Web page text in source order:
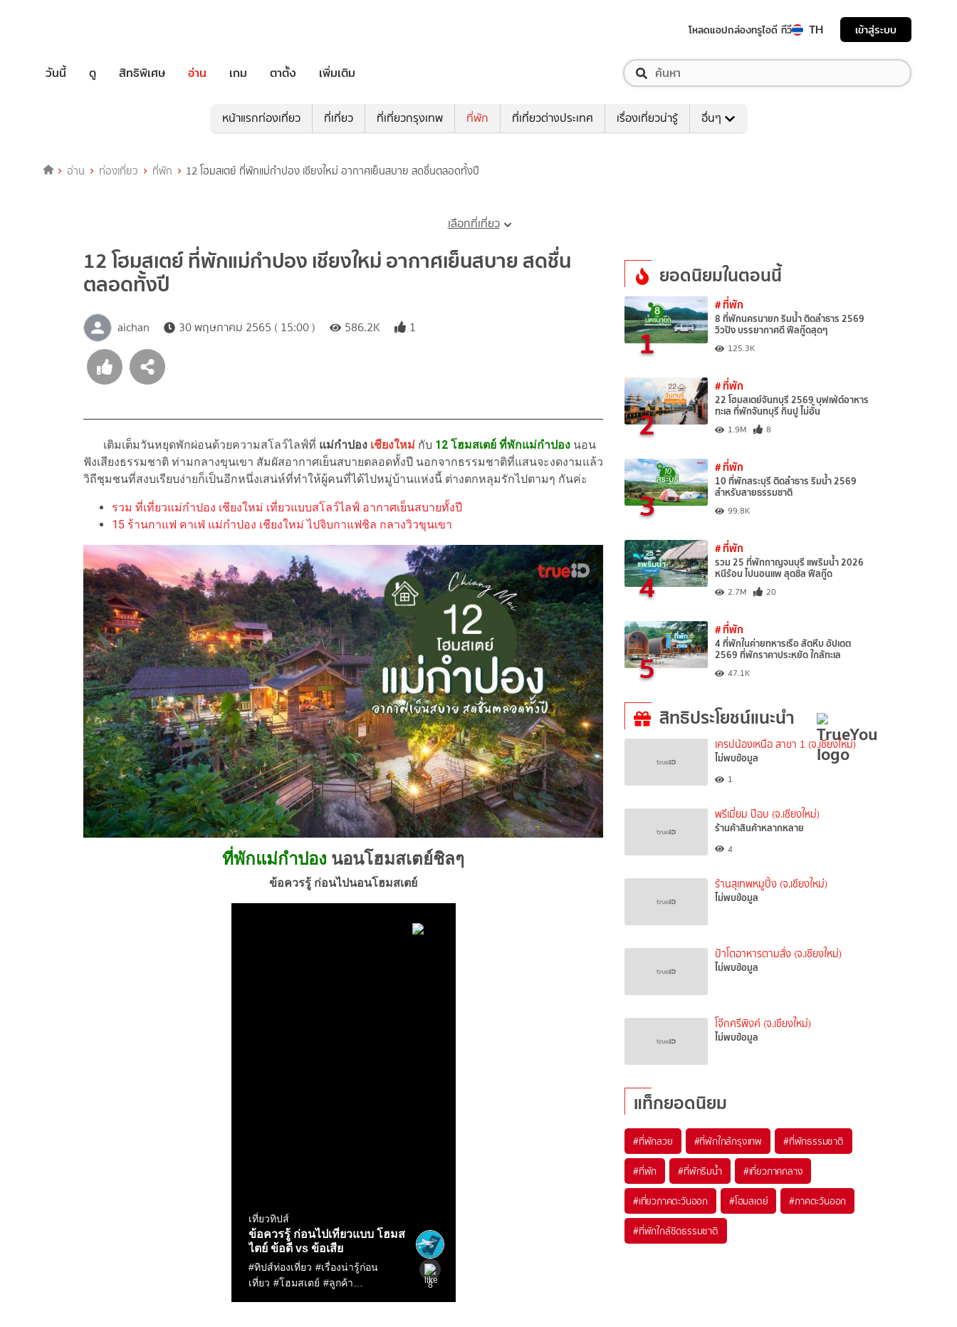
โหลดแอปกล่องทรูไอดี ทีวี TH เข้าสู่ระบบ
วันนี้ ดู สิทธิพิเศษ อ่าน เกม ตาตั้ง เพิ่มเติม
หน้าแรกท่องเที่ยว ที่เที่ยว ที่เที่ยวกรุงเทพ ที่พัก ที่เที่ยวต่างประเทศ เรื่องเที่ยวน่ารู้ อื่นๆ
อ่าน ท่องเที่ยว ที่พัก 12 โฮมสเตย์ ที่พักแม่กำปอง เชียงใหม่ อากาศเย็นสบาย สดชื่นตลอดทั้งปี
เลือกที่เที่ยว
12 โฮมสเตย์ ที่พักแม่กำปอง เชียงใหม่ อากาศเย็นสบาย สดชื่น
ตลอดทั้งปี
aichan 30 พฤษภาคม 2565 ( 15:00 ) 586.2K 1
เติมเต็มวันหยุดพักผ่อนด้วยความสโลว์ไลฟ์ที่ แม่กำปอง เชียงใหม่ กับ 12 โฮมสเตย์ ที่พักแม่กำปอง นอน
ฟังเสียงธรรมชาติ ท่ามกลางขุนเขา สัมผัสอากาศเย็นสบายตลอดทั้งปี นอกจากธรรมชาติที่แสนจะงดงามแล้ว
วิถีชุมชนที่สงบเรียบง่ายก็เป็นอีกหนึ่งเสน่ห์ที่ทำให้ผู้คนที่ได้ไปหมู่บ้านแห่งนี้ ต่างตกหลุมรักไปตามๆ กันค่ะ
รวม ที่เที่ยวแม่กำปอง เชียงใหม่ เที่ยวแบบสโลว์ไลฟ์ อากาศเย็นสบายทั้งปี
15 ร้านกาแฟ คาเฟ่ แม่กำปอง เชียงใหม่ ไปจิบกาแฟชิล กลางวิวขุนเขา
ที่พักแม่กำปอง นอนโฮมสเตย์ชิลๆ
ข้อควรรู้ ก่อนไปนอนโฮมสเตย์
ยอดนิยมในตอนนี้
1
# ที่พัก
8 ที่พักนครนายก ริมน้ำ ติดลำธาร 2569
วิวปัง บรรยากาศดี ฟีลกู๊ดสุดๆ
125.3K
2
# ที่พัก
22 โฮมสเตย์จันทบุรี 2569 บุฟเฟ่ต์อาหาร
ทะเล ที่พักจันทบุรี กินปู ไม่อั้น
1.9M 8
3
# ที่พัก
10 ที่พักสระบุรี ติดลำธาร ริมน้ำ 2569
สำหรับสายธรรมชาติ
99.8K
4
# ที่พัก
รวม 25 ที่พักกาญจนบุรี แพริมน้ำ 2026
หนีร้อน ไปนอนแพ สุดชิล ฟีลกู๊ด
2.7M 20
5
# ที่พัก
4 ที่พักในค่ายทหารเรือ สัตหีบ อัปเดต
2569 ที่พักราคาประหยัด ใกล้ทะเล
47.1K
สิทธิประโยชน์แนะนำ
เครปน้องเหนือ สาขา 1 (จ.เชียงใหม่)
ไม่พบข้อมูล
1
พรีเมี่ยม ป๊อบ (จ.เชียงใหม่)
ร้านค้าสินค้าหลากหลาย
4
ร้านสุเทพหมูปิ้ง (จ.เชียงใหม่)
ไม่พบข้อมูล
ป้าโตอาหารตามสั่ง (จ.เชียงใหม่)
ไม่พบข้อมูล
โจ๊กศรีพิงค์ (จ.เชียงใหม่)
ไม่พบข้อมูล
แท็กยอดนิยม
#ที่พักสวย #ที่พักใกล้กรุงเทพ #ที่พักธรรมชาติ
#ที่พัก #ที่พักริมน้ำ #เที่ยวภาคกลาง
#เที่ยวภาคตะวันออก #โฮมสเตย์ #ภาคตะวันออก
#ที่พักใกล้ชิดธรรมชาติ